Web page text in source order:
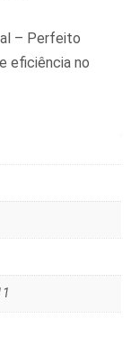
– Perfeito
eficiência no